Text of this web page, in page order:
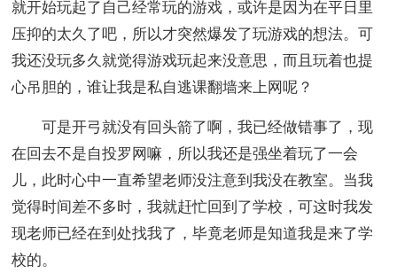
就开始玩起了自己经常玩的游戏，或许是因为在平日里
压抑的太久了吧，所以才突然爆发了玩游戏的想法。可
我还没玩多久就觉得游戏玩起来没意思，而且玩着也提
心吊胆的，谁让我是私自逃课翻墙来上网呢？
可是开弓就没有回头箭了啊，我已经做错事了，现
在回去不是自投罗网嘛，所以我还是强坐着玩了一会
儿，此时心中一直希望老师没注意到我没在教室。当我
觉得时间差不多时，我就赶忙回到了学校，可这时我发
现老师已经在到处找我了，毕竟老师是知道我是来了学
校的。